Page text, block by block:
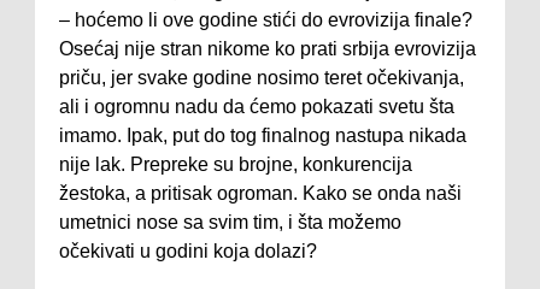
– hoćemo li ove godine stići do evrovizija finale?
Osećaj nije stran nikome ko prati srbija evrovizija
priču, jer svake godine nosimo teret očekivanja,
ali i ogromnu nadu da ćemo pokazati svetu šta
imamo. Ipak, put do tog finalnog nastupa nikada
nije lak. Prepreke su brojne, konkurencija
žestoka, a pritisak ogroman. Kako se onda naši
umetnici nose sa svim tim, i šta možemo
očekivati u godini koja dolazi?